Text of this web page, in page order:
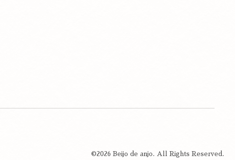
©2026 Beijo de anjo. All Rights Reserved.